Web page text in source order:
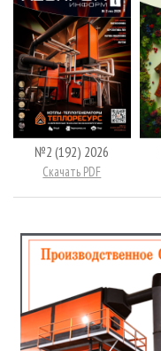
№2 (192) 2026
Скачать PDF